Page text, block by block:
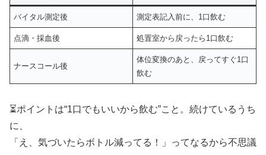
バイタル測定後 測定表記入前に、1口飲む
点滴・採血後 処置室から戻ったら1口飲む
ナースコール後
体位変換のあと、戻ってすぐ1口
飲む
⏳ポイントは“1口でもいいから飲む”こと。続けているうち
に、
「え、気づいたらボトル減ってる！」ってなるから不思議